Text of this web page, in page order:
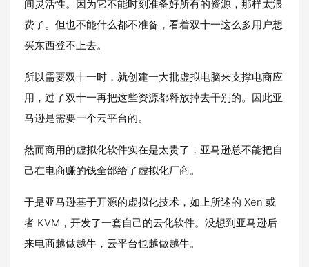
间灵活性。因为它不能时刻准备好所有的资源，那样太浪
费了。但也不能什么都不准备，看着双十一这么多用户想
买东西登不上去。
所以需要双十一时，就创建一大批虚拟电脑来支撑电商应
用，过了双十一再把这些资源都释放掉去干别的。因此亚
马逊是需要一个云平台的。
然而商用的虚拟化软件实在是太贵了，亚马逊总不能把自
己在电商赚的钱全部给了虚拟化厂商。
于是亚马逊基于开源的虚拟化技术，如上所述的 Xen 或
者 KVM，开发了一套自己的云化软件。没想到亚马逊后
来电商越做越牛，云平台也越做越牛。